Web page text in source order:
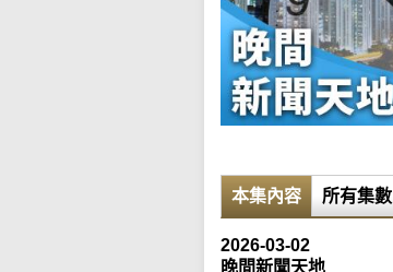
本集內容 所有集數
2026-03-02
晚間新聞天地